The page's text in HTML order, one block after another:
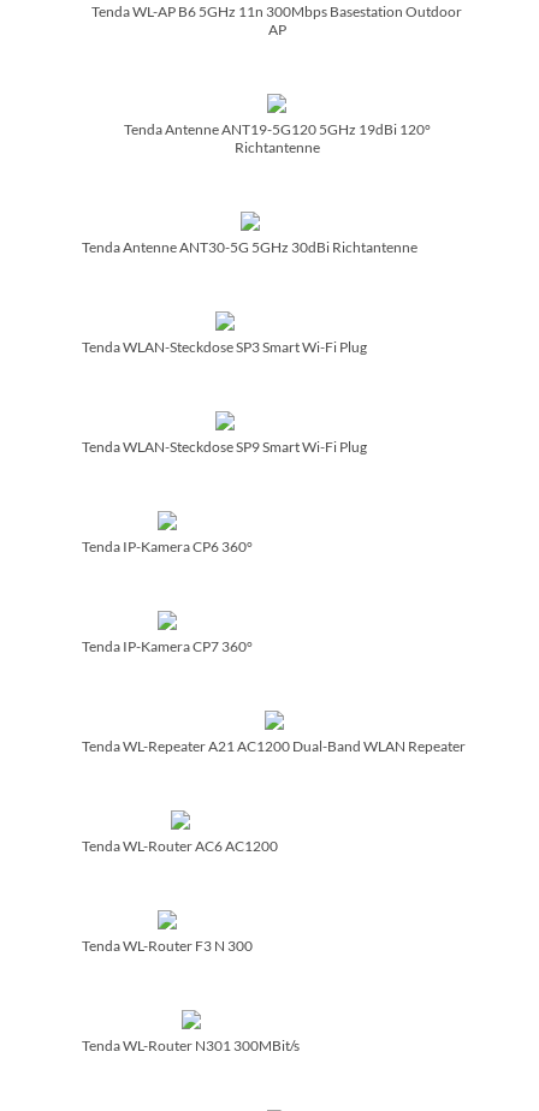
Tenda WL-AP B6 5GHz 11n 300Mbps Basestation Outdoor
AP
Tenda Antenne ANT19-5G120 5GHz 19dBi 120°
Richtantenne
Tenda Antenne ANT30-5G 5GHz 30dBi Richtantenne
Tenda WLAN-Steckdose SP3 Smart Wi-Fi Plug
Tenda WLAN-Steckdose SP9 Smart Wi-Fi Plug
Tenda IP-Kamera CP6 360°
Tenda IP-Kamera CP7 360°
Tenda WL-Repeater A21 AC1200 Dual-Band WLAN Repeater
Tenda WL-Router AC6 AC1200
Tenda WL-Router F3 N 300
Tenda WL-Router N301 300MBit/­s